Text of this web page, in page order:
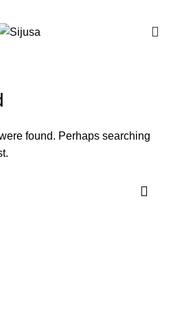
found. Perhaps searching